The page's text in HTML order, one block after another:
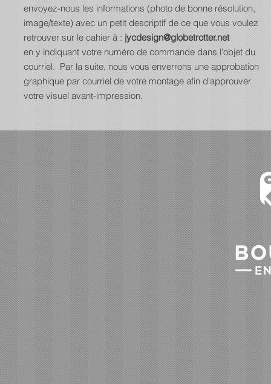
envoyez-nous les informations (photo de bonne résolution,
image/texte) avec un petit descriptif de ce que vous voulez
retrouver sur le cahier à : jycdesign@globetrotter.net
en y indiquant votre numéro de commande dans l'objet du
courriel. Par la suite, nous vous enverrons une approbation
graphique par courriel de votre montage afin d'approuver
votre visuel avant-impression.